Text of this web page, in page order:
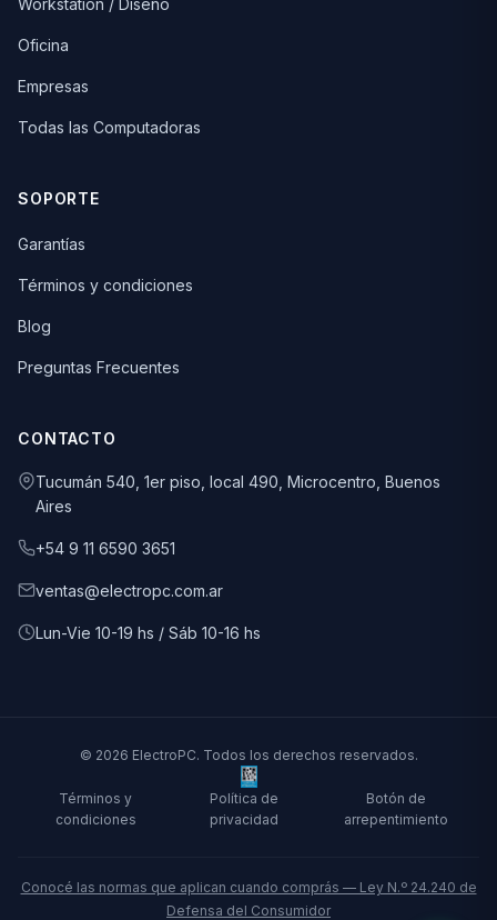
Oficina
Empresas
Todas las Computadoras
SOPORTE
Garantías
Términos y condiciones
Blog
Preguntas Frecuentes
CONTACTO
Tucumán 540, 1er piso, local 490, Microcentro, Buenos
Aires
+54 9 11 6590 3651
ventas@electropc.com.ar
Lun-Vie 10-19 hs / Sáb 10-16 hs
© 2026 ElectroPC. Todos los derechos reservados.
Términos y
condiciones
Política de
privacidad
Botón de
arrepentimiento
Conocé las normas que aplican cuando comprás — Ley N.º 24.240 de
Defensa del Consumidor